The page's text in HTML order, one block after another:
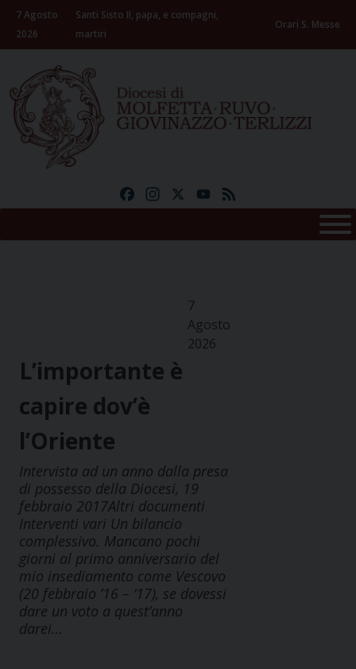
Skip
content
7 Agosto
2026
Santi Sisto II, papa, e compagni,
martiri
Orari S. Messe
FacebookInstagramYouTube
7
Agosto
2026
L’importante è
capire dov’è
l’Oriente
Intervista ad un anno dalla presa
di possesso della Diocesi, 19
febbraio 2017Altri documenti
Interventi vari Un bilancio
complessivo. Mancano pochi
giorni al primo anniversario del
mio insediamento come Vescovo
(20 febbraio ’16 – ’17), se dovessi
dare un voto a quest’anno
darei…